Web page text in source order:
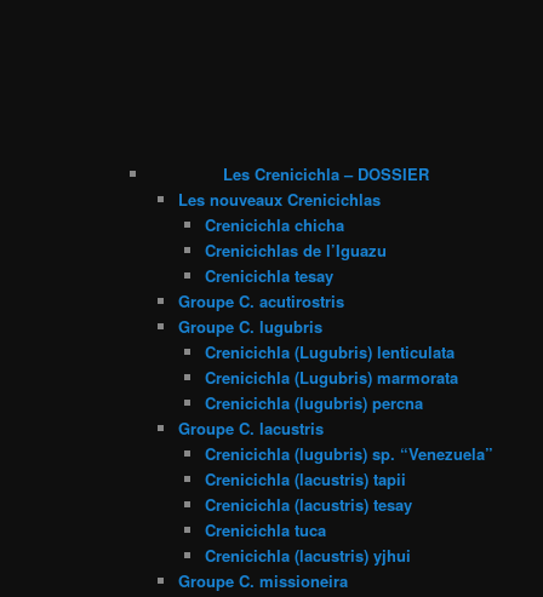
Les Crenicichla – DOSSIER
Les nouveaux Crenicichlas
Crenicichla chicha
Crenicichlas de l’Iguazu
Crenicichla tesay
Groupe C. acutirostris
Groupe C. lugubris
Crenicichla (Lugubris) lenticulata
Crenicichla (Lugubris) marmorata
Crenicichla (lugubris) percna
Groupe C. lacustris
Crenicichla (lugubris) sp. “Venezuela”
Crenicichla (lacustris) tapii
Crenicichla (lacustris) tesay
Crenicichla tuca
Crenicichla (lacustris) yjhui
Groupe C. missioneira